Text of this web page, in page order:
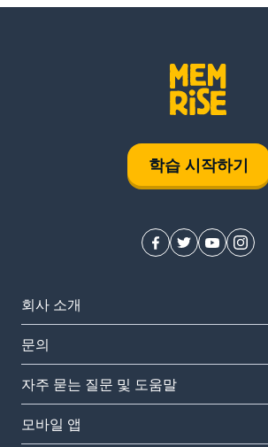
학습 시작하기
회사 소개
문의
자주 묻는 질문 및 도움말
모바일 앱